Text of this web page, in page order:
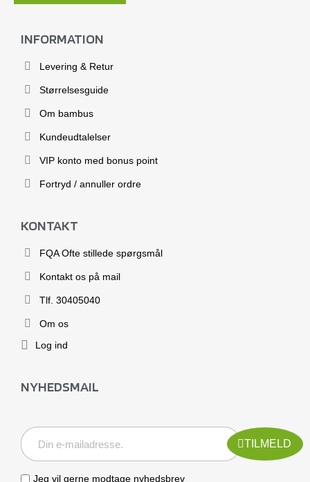
INFORMATION
Levering & Retur
Størrelsesguide
Om bambus
Kundeudtalelser
VIP konto med bonus point
Fortryd / annuller ordre
KONTAKT
FQA Ofte stillede spørgsmål
Kontakt os på mail
Tlf. 30405040
Om os
Log ind
NYHEDSMAIL
TILMELD
Jeg vil gerne modtage nyhedsbrev